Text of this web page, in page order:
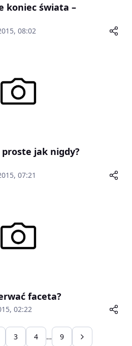
koniec świata –
08:02
jak nigdy?
07:21
faceta?
02:22
3 4 … 9